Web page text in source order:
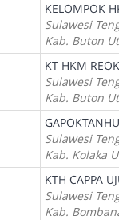
KELOMPOK
Sulawesi
Kab. Buton
KT HKM
Sulawesi
Kab. Buton
Sulawesi
Kab. Kolaka
KTH CAPPA
Sulawesi
Kab.